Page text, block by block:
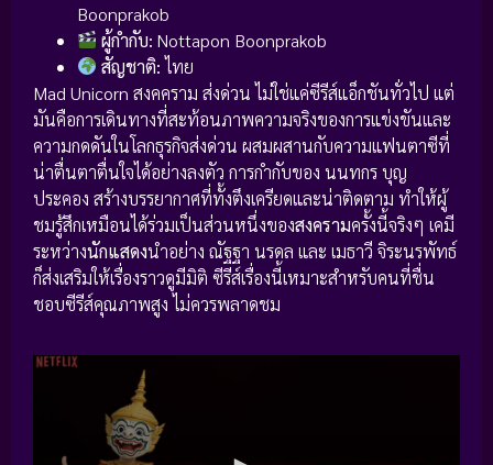
Boonprakob
ผู้กำกับ: Nottapon Boonprakob
สัญชาติ:ไทย
Mad Unicorn สงคคราม ส่งด่วน ไม่ใช่แค่ซีรีส์แอ็กชันทั่วไป แต่
มันคือการเดินทางที่สะท้อนภาพความจริงของการแข่งขันและ
ความกดดันในโลกธุรกิจส่งด่วน ผสมผสานกับความแฟนตาซีที่
น่าตื่นตาตื่นใจได้อย่างลงตัว การกำกับของ นนทกร บุญ
ประคอง สร้างบรรยากาศที่ทั้งตึงเครียดและน่าติดตาม ทำให้ผู้
ชมรู้สึกเหมือนได้ร่วมเป็นส่วนหนึ่งของสงครามครั้งนี้จริงๆ เคมี
ระหว่างนักแสดงนำอย่าง ณัฐฐา นรดล และ เมธาวี จิระนรพัทธ์
ก็ส่งเสริมให้เรื่องราวดูมีมิติ ซีรีส์เรื่องนี้เหมาะสำหรับคนที่ชื่น
ชอบซีรีส์คุณภาพสูง ไม่ควรพลาดชม